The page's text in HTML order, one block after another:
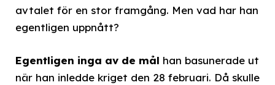
avtalet för en stor framgång. Men vad har han
egentligen uppnått?
Egentligen inga av de mål han basunerade ut
när han inledde kriget den 28 februari. Då skulle